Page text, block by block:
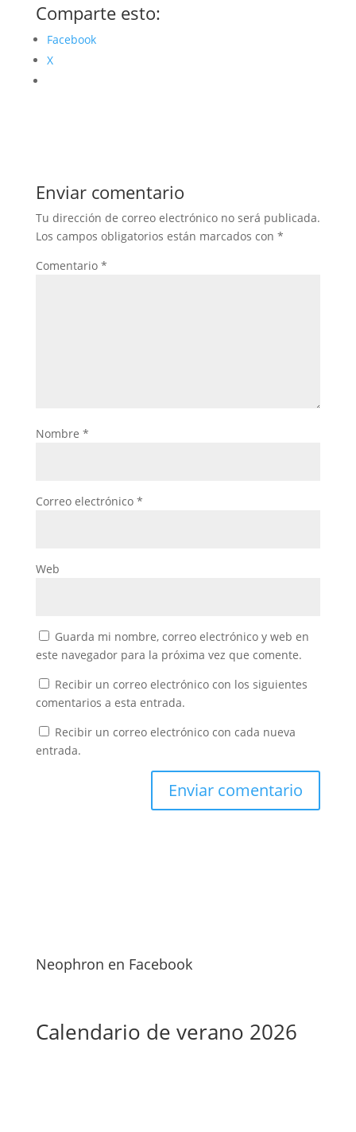
Comparte esto:
Facebook
X
Enviar comentario
Tu dirección de correo electrónico no será publicada.
Los campos obligatorios están marcados con *
Comentario *
Nombre *
Correo electrónico *
Web
Guarda mi nombre, correo electrónico y web en
este navegador para la próxima vez que comente.
Recibir un correo electrónico con los siguientes
comentarios a esta entrada.
Recibir un correo electrónico con cada nueva
entrada.
Neophron en Facebook
Calendario de verano 2026